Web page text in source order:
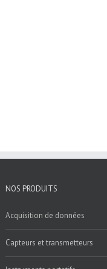
NOS PRODUITS
Acquisition de données
Capteurs et transmetteurs